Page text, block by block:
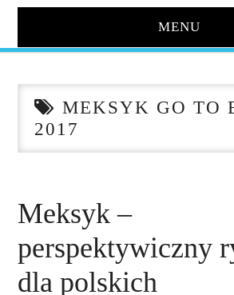
MENU
O NAS
DORADZTWO
PLAN ROZWOJU EKSPORTU
PROEXIO
MEKSYK GO TO
2017
Meksyk –
perspektywiczny
dla polskich